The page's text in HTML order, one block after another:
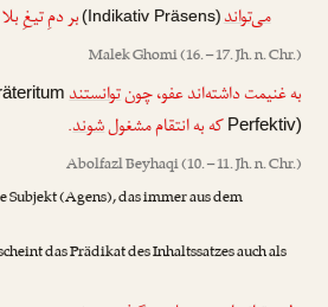
می‌تواند(Indikativ Präsens)بر دمِ تیغِ
Malek Ghomi(16. – 17. Jh. n. Chr.)
به غنیمت داشته‌اند عفو، چونتوانستند
Perfektiv) که به انتقام مشغولشوند.
Abolfazl Beyhaqi(10. – 11. Jh. n. Chr.)
Subjekt (Agens), das immer aus dem
das Prädikat des Inhaltssatzes auch als